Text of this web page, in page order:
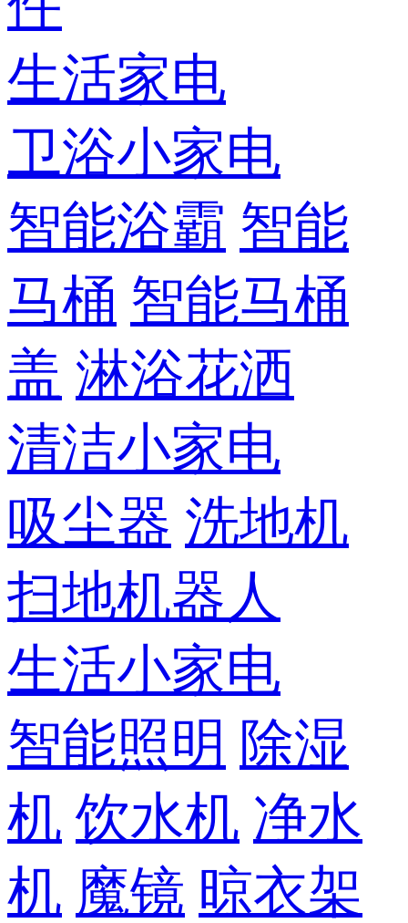
生活家电
卫浴小家电
智能浴霸 智能
马桶 智能马桶
盖 淋浴花洒
清洁小家电
吸尘器 洗地机
扫地机器人
生活小家电
智能照明 除湿
机 饮水机 净水
机 魔镜 晾衣架